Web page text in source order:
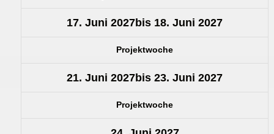
17. Juni 2027bis 18. Juni 2027
Projektwoche
21. Juni 2027bis 23. Juni 2027
Projektwoche